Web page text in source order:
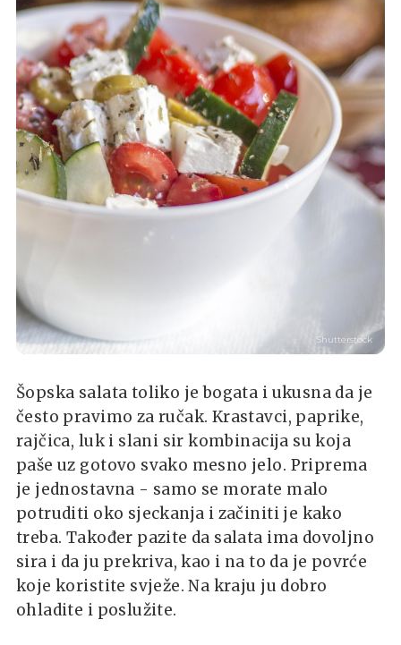
Shutterstock
Šopska salata toliko je bogata i ukusna da je
često pravimo za ručak. Krastavci, paprike,
rajčica, luk i slani sir kombinacija su koja
paše uz gotovo svako mesno jelo. Priprema
je jednostavna - samo se morate malo
potruditi oko sjeckanja i začiniti je kako
treba. Također pazite da salata ima dovoljno
sira i da ju prekriva, kao i na to da je povrće
koje koristite svježe. Na kraju ju dobro
ohladite i poslužite.